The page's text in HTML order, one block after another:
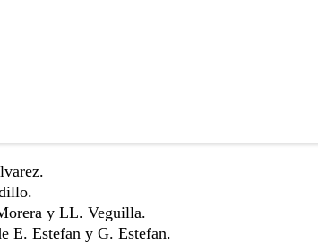
y LL. Veguilla.
E. Estefan y G. Estefan.